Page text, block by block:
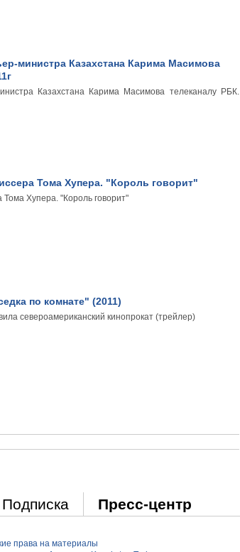
министра Казахстана Карима Масимова
Казахстана Карима Масимова телеканалу РБК.
Тома Хупера. "Король говорит"
Хупера. "Король говорит"
по комнате" (2011)
североамериканский кинопрокат (трейлер)
Подписка Пресс-центр
права на материалы